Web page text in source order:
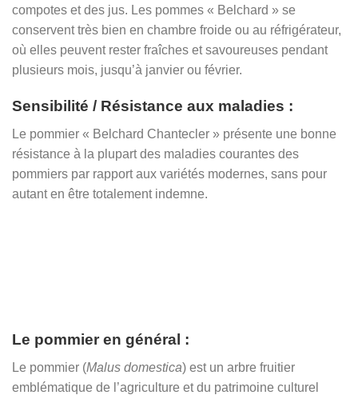
compotes et des jus. Les pommes « Belchard » se
conservent très bien en chambre froide ou au réfrigérateur,
où elles peuvent rester fraîches et savoureuses pendant
plusieurs mois, jusqu’à janvier ou février.
Sensibilité / Résistance aux maladies :
Le pommier « Belchard Chantecler » présente une bonne
résistance à la plupart des maladies courantes des
pommiers par rapport aux variétés modernes, sans pour
autant en être totalement indemne.
Le pommier en général :
Le pommier (Malus domestica) est un arbre fruitier
emblématique de l’agriculture et du patrimoine culturel